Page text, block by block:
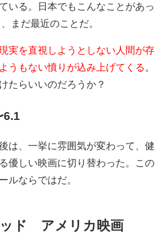
いる。日本でもこんなことがあっ
まだ最近のことだ。
実を直視しようとしない人間が存
うもない憤りが込み上げてくる
たらいいのだろうか？
は、一挙に雰囲気が変わって、健
優しい映画に切り替わった。この
ルならではだ。
ド アメリカ映画